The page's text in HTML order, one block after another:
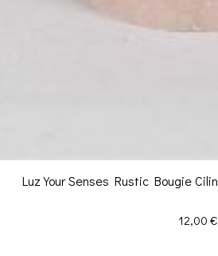
Luz Your Senses Rustic Bougie
Prix
12,00 €